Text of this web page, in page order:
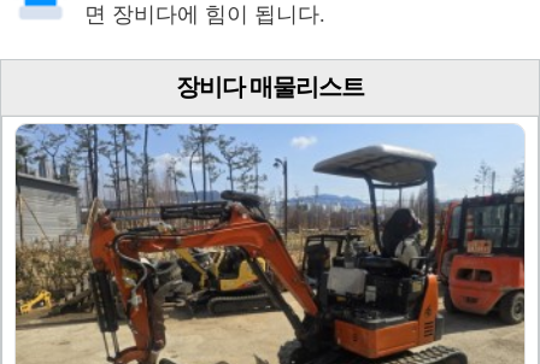
면 장비다에 힘이 됩니다.
장비다 매물리스트